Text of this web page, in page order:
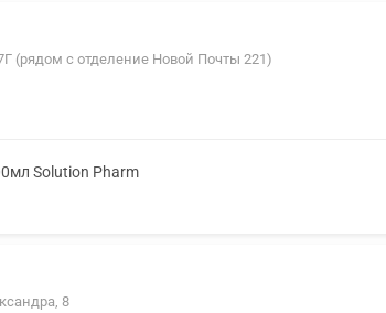
(рядом с отделение Новой Почты 221)
Solution Pharm
8